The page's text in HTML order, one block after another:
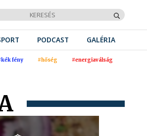
PODCAST GALÉRIA
fény #hőség #energiaválság